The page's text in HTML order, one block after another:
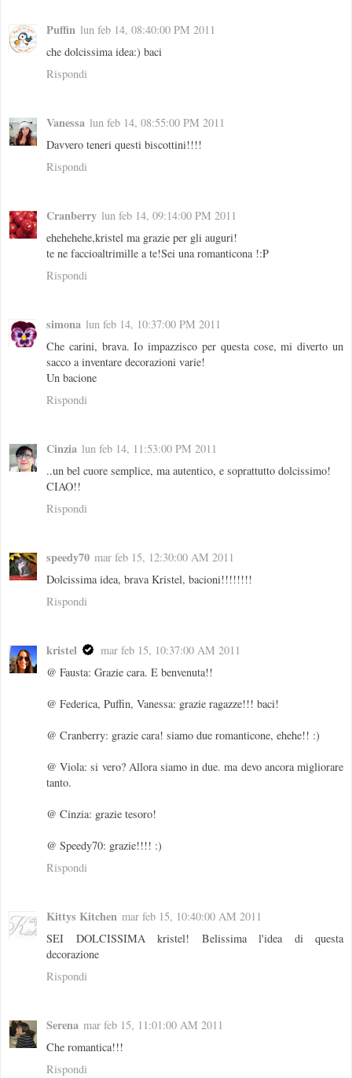
Puffin lun feb 14, 08:40:00 PM 2011
che dolcissima idea:) baci
Rispondi
Vanessa lun feb 14, 08:55:00 PM 2011
Davvero teneri questi biscottini!!!!
Rispondi
Cranberry lun feb 14, 09:14:00 PM 2011
ehehehehe,kristel ma grazie per gli auguri!
te ne faccioaltrimille a te!Sei una romanticona !:P
Rispondi
simona lun feb 14, 10:37:00 PM 2011
Che carini, brava. Io impazzisco per questa cose, mi diverto un
sacco a inventare decorazioni varie!
Un bacione
Rispondi
Cinzia lun feb 14, 11:53:00 PM 2011
..un bel cuore semplice, ma autentico, e soprattutto dolcissimo!
CIAO!!
Rispondi
speedy70 mar feb 15, 12:30:00 AM 2011
Dolcissima idea, brava Kristel, bacioni!!!!!!!!
Rispondi
kristel
mar feb 15, 10:37:00 AM 2011
@ Fausta: Grazie cara. E benvenuta!!
@ Federica, Puffin, Vanessa: grazie ragazze!!! baci!
@ Cranberry: grazie cara! siamo due romanticone, ehehe!! :)
@ Viola: si vero? Allora siamo in due. ma devo ancora migliorare
tanto.
@ Cinzia: grazie tesoro!
@ Speedy70: grazie!!!! :)
Rispondi
Kittys Kitchen mar feb 15, 10:40:00 AM 2011
SEI DOLCISSIMA kristel! Belissima l'idea di questa
decorazione
Rispondi
Serena mar feb 15, 11:01:00 AM 2011
Che romantica!!!
Rispondi